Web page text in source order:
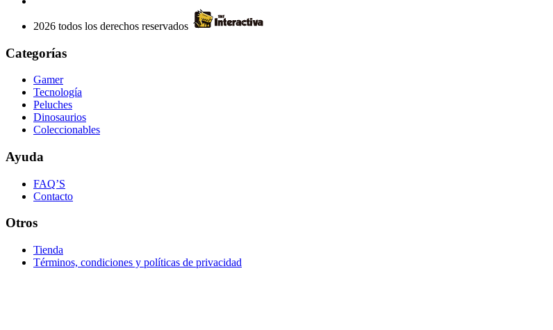
2026 todos los derechos reservados
Categorías
Gamer
Tecnología
Peluches
Dinosaurios
Coleccionables
Ayuda
FAQ’S
Contacto
Otros
Tienda
Términos, condiciones y políticas de privacidad